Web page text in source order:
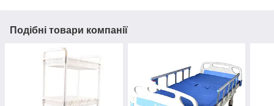
Подібні товари компанії